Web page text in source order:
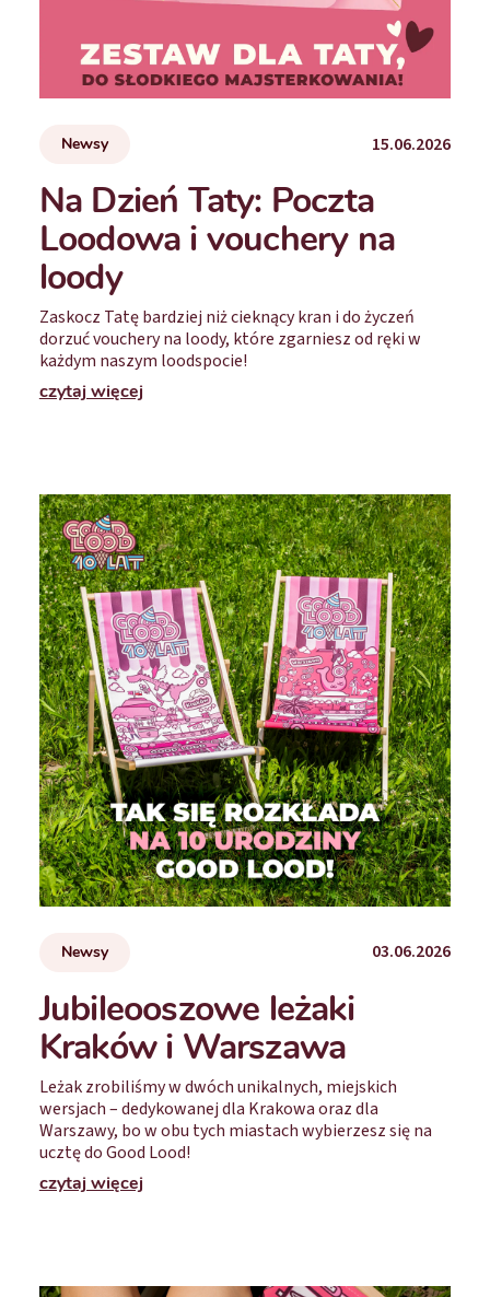
Newsy 15.06.2026
Na Dzień Taty: Poczta
Loodowa i vouchery na
loody
Zaskocz Tatę bardziej niż cieknący kran i do życzeń
dorzuć vouchery na loody, które zgarniesz od ręki w
każdym naszym loodspocie!
czytaj więcej
Newsy 03.06.2026
Jubileooszowe leżaki
Kraków i Warszawa
Leżak zrobiliśmy w dwóch unikalnych, miejskich
wersjach – dedykowanej dla Krakowa oraz dla
Warszawy‍, bo w obu tych miastach wybierzesz się na
ucztę do Good Lood!
czytaj więcej